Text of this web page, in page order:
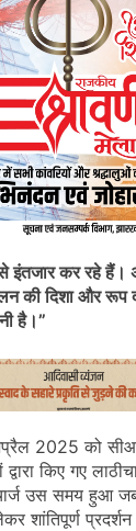
से इंतजार कर रहे हैं।
की दिशा और रूप
है।”
2025 को
किए गए
उस समय हुआ
शांतिपूर्ण